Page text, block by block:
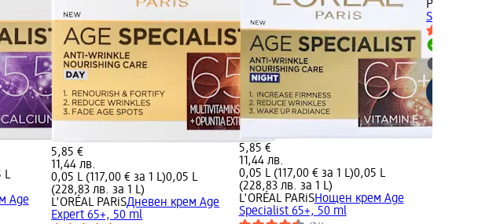
L
Age
5,85 €
11,44 лв.
0,05 L (117,00 € за 1 L)0,05 L
(228,83 лв. за 1 L)
L'ORÉAL PARiSДневен крем Age
Expert 65+, 50 ml
5,85 €
11,44 лв.
0,05 L (117,00 € за 1 L)0,05 L
(228,83 лв. за 1 L)
L'ORÉAL PARiSНощен крем Age
Specialist 65+, 50 ml
PERFECT
Specialist